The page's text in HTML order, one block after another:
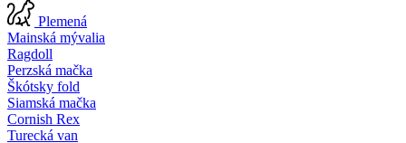
Plemená
Mainská mývalia
Ragdoll
Perzská mačka
Škótsky fold
Siamská mačka
Cornish Rex
Turecká van